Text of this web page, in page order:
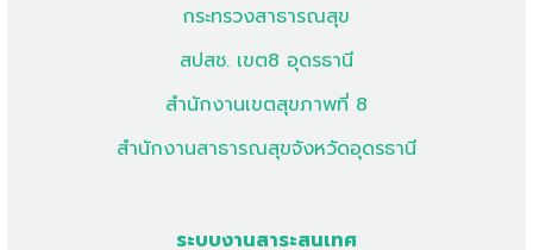
กระทรวงสาธารณสุข
สปสช. เขต8 อุดรธานี
สำนักงานเขตสุขภาพที่ 8
สำนักงานสาธารณสุขจังหวัดอุดรธานี
ระบบงานสาระสนเทศ